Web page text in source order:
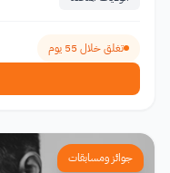
تغلق خلال 55 يوم
جوائز ومسابقات